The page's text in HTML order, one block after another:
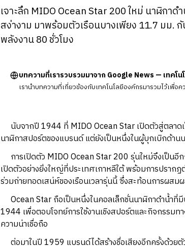
เจาะลึก MIDO Ocean Star 200 ใหม่ นาฬิกา
สง่างาม มาพร้อมตัวเรือนบางเพียง 11.7 มม.
พลังงาน 80 ชั่วโมง
บทความที่เรารวบรวมมาจาก Google News — เทคโน
เรานำบทความที่เกี่ยวข้องกับเทคโนโลยีองค์กรมารวมไว้เพื่อ
นับจากปี 1944 ที่ MIDO Ocean Star เปิดตัวสู่ตลาด
นาฬิกาสปอร์ตของแบรนด์ แต่ยังเป็นหนึ่งในผู้บุกเบิกด้า
การเปิดตัว MIDO Ocean Star 200 รุ่นใหม่จึงเป็นอี
เปิดตัวอย่างยิ่งใหญ่ที่ประเทศเกาหลีใต้ พร้อมการปราก
ร่วมถ่ายทอดเสน่ห์ของเรือนเวลารุ่นนี้ ซึ่งสะท้อนการผส
Ocean Star ถือเป็นหนึ่งในคอลเล็กชั่นนาฬิกาดำน้ำที่
1944 เพื่อตอบโจทย์การใช้งานเชิงสปอร์ตและกิจกรรม
ความน่าเชื่อถือ
ต่อมาในปี 1959 แบรนด์ได้สร้างชื่อเสียงอีกครั้งด้วยตั